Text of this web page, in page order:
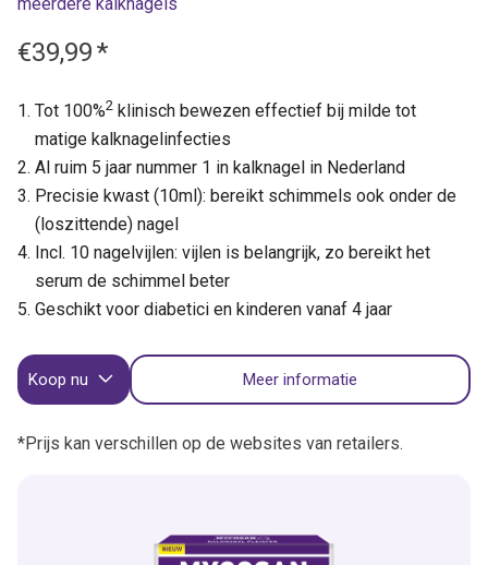
€39,99*
Tot 100%2 klinisch bewezen effectief bij milde tot
matige kalknagelinfecties
Al ruim 5 jaar nummer 1 in kalknagel in Nederland
Precisie kwast (10ml): bereikt schimmels ook onder de
(loszittende) nagel
Incl. 10 nagelvijlen: vijlen is belangrijk, zo bereikt het
serum de schimmel beter
Geschikt voor diabetici en kinderen vanaf 4 jaar
Koop nu Meer informatie
*Prijs kan verschillen op de websites van retailers.